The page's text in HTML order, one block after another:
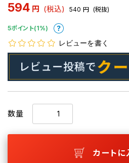
594 円 (税込) 540 円 (税抜)
5ポイント(1%)
レビューを書く
数量
カートに